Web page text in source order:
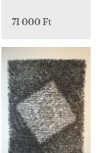
71 000 Ft